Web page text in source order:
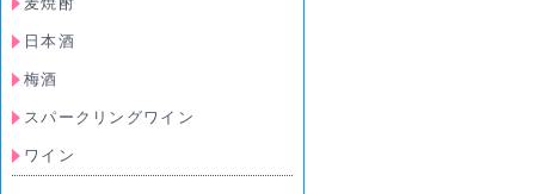
日本酒
梅酒
スパークリングワイン
ワイン